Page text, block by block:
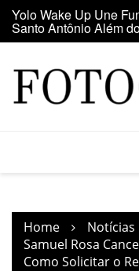
Skip
content
Maior clube de vinil
do Vinil no Shopping
Home
Notícias
Samuel Rosa
Como Solicitar o